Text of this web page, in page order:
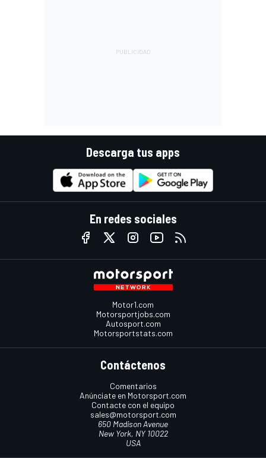
Descarga tus apps
En redes sociales
Motor1.com
Motorsportjobs.com
Autosport.com
Motorsportstats.com
Contáctenos
Comentarios
Anúnciate en Motorsport.com
Contacte con el equipo
sales@motorsport.com
650 Madison Avenue
New York, NY 10022
USA